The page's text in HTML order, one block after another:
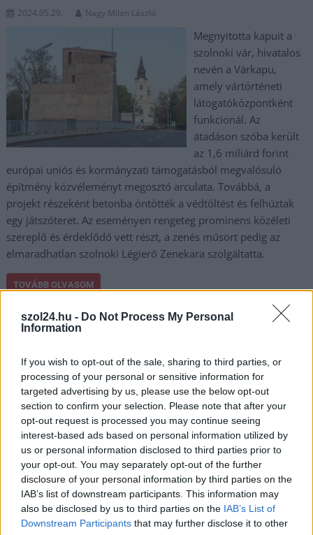
szol24.hu - Do Not Process My Personal
Information
If you wish to opt-out of the sale, sharing to third parties, or
processing of your personal or sensitive information for
targeted advertising by us, please use the below opt-out
section to confirm your selection. Please note that after your
opt-out request is processed you may continue seeing
interest-based ads based on personal information utilized by
us or personal information disclosed to third parties prior to
your opt-out. You may separately opt-out of the further
disclosure of your personal information by third parties on the
IAB’s list of downstream participants. This information may
also be disclosed by us to third parties on the IAB’s List of
Downstream Participants that may further disclose it to other
2024.05.29. Nagy Milan László
Megnyitotta kapuit a
szolnoki vár, hivatalos
nevén a Várkapu,
amely vártörténeti
látogatóközpontként
funkcionál. Az
átadáson szóba került
az 1,6 miliárd forint
európai uniós és kormányzati támogatásból megvalósuló
építmény közvéleményt megosztó arculata. Továbbá, a
projekt részeként betonba öntötték a védtöltést és felhúztak
egy játszóteret. Az eseményen rengeteg prominens közéleti
szereplő és érdeklődő vett részt, a zenés műsort pedig az
elmaradhatlan szolnoki Légierő Zenekara szolgáltatta.
TOVÁBB OLVASOM
Szolnok látogatóközpont,Szolnok ,történelem,turizmus vár,
várkapu
Javítani kell a szolnoki Bástya
sétány díszburkolatát
2023.12.19. Tóth András
Elkezdték a szolnoki
Bástya
sétány díszburkolatán
a megsüllyedt részeket
kijavítani. Minden
bizonnyal garanciális